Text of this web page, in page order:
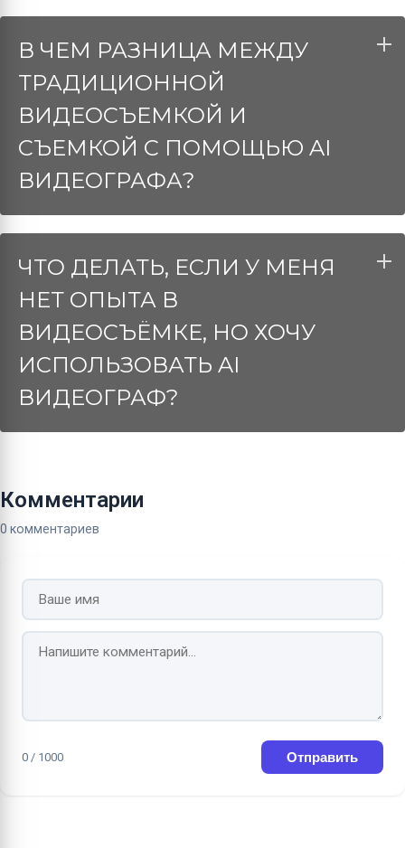
В ЧЕМ РАЗНИЦА МЕЖДУ
ТРАДИЦИОННОЙ
ВИДЕОСЪЕМКОЙ И
СЪЕМКОЙ С ПОМОЩЬЮ AI
ВИДЕОГРАФА?
ЧТО ДЕЛАТЬ, ЕСЛИ У МЕНЯ
НЕТ ОПЫТА В
ВИДЕОСЪЁМКЕ, НО ХОЧУ
ИСПОЛЬЗОВАТЬ AI
ВИДЕОГРАФ?